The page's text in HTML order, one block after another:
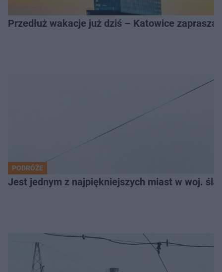
Przedłuż wakacje już dziś – Katowice
PODRÓŻE
Jest jednym z najpiękniejszych miast w woj.